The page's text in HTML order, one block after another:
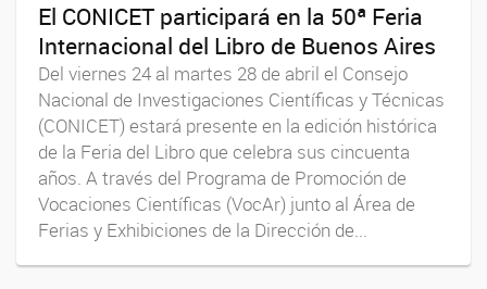
El CONICET participará en la 50ª Feria
Internacional del Libro de Buenos Aires
Del viernes 24 al martes 28 de abril el Consejo
Nacional de Investigaciones Científicas y Técnicas
(CONICET) estará presente en la edición histórica
de la Feria del Libro que celebra sus cincuenta
años. A través del Programa de Promoción de
Vocaciones Científicas (VocAr) junto al Área de
Ferias y Exhibiciones de la Dirección de...